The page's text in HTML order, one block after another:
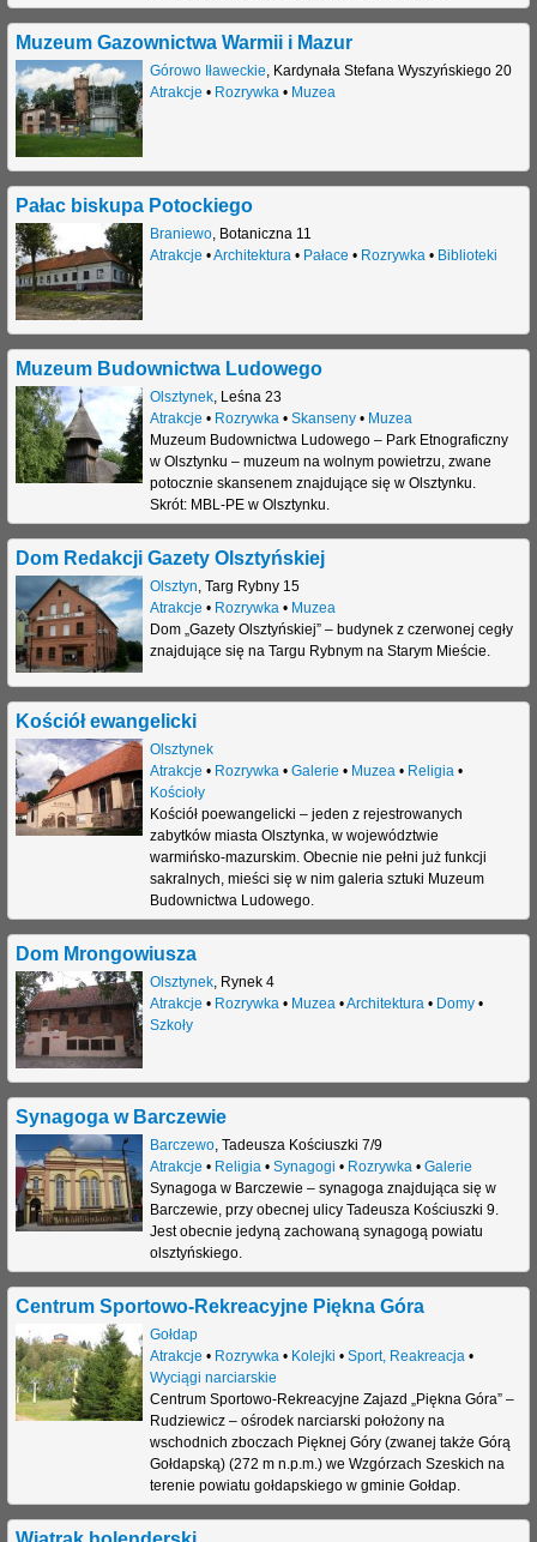
Muzeum Gazownictwa Warmii i Mazur
Górowo Iławeckie, Kardynała Stefana Wyszyńskiego 20
Atrakcje • Rozrywka• Muzea
Pałac biskupa Potockiego
Braniewo, Botaniczna 11
Atrakcje •Architektura• Pałace • Rozrywka• Biblioteki
Muzeum Budownictwa Ludowego
Olsztynek, Leśna 23
Atrakcje • Rozrywka• Skanseny• Muzea
Muzeum Budownictwa Ludowego – Park Etnograficzny
w Olsztynku – muzeum na wolnym powietrzu, zwane
potocznie skansenem znajdujące się w Olsztynku.
Skrót: MBL-PE w Olsztynku.
Dom Redakcji Gazety Olsztyńskiej
Olsztyn Targ Rybny 15
Atrakcje • Rozrywka • Muzea
Dom „Gazety Olsztyńskiej” – budynek z czerwonej cegły
znajdujące się na Targu Rybnym na Starym Mieście.
Kościół ewangelicki
Olsztynek
Atrakcje • Rozrywka • Galerie • Muzea • Religia •
Kościoły
Kościół poewangelicki – jeden z rejestrowanych
zabytków miasta Olsztynka, w województwie
warmińsko-mazurskim. Obecnie nie pełni już funkcji
sakralnych, mieści się w nim galeria sztuki Muzeum
Budownictwa Ludowego.
Dom Mrongowiusza
Olsztynek, Rynek 4
Atrakcje • Rozrywka • Muzea •Architektura • Domy•
Szkoły
Synagoga w Barczewie
Barczewo, Tadeusza Kościuszki 7/9
Atrakcje • Religia • Synagogi • Rozrywka • Galerie
Synagoga w Barczewie – synagoga znajdująca się w
Barczewie, przy obecnej ulicy Tadeusza Kościuszki 9.
Jest obecnie jedyną zachowaną synagogą powiatu
olsztyńskiego.
Centrum Sportowo-Rekreacyjne Piękna Góra
Gołdap
Atrakcje • Rozrywka • Kolejki • Sport, Reakreacja •
Wyciągi narciarskie
Centrum Sportowo-Rekreacyjne Zajazd „Piękna Góra” –
Rudziewicz – ośrodek narciarski położony na
wschodnich zboczach Pięknej Góry (zwanej także Górą
Gołdapską) (272 m n.p.m.) we Wzgórzach Szeskich na
terenie powiatu gołdapskiego w gminie Gołdap.